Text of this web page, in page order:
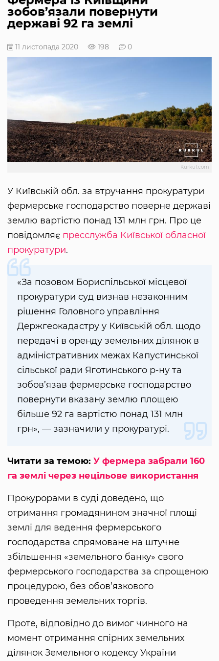
зобов’язали повернути
державі 92 га землі
11 листопада 2020 198 0
Kurkul.com
У Київській обл. за втручання прокуратури
фермерське господарство поверне державі
землю вартістю понад 131 млн грн. Про це
повідомляє пресслужба Київської обласної
прокуратури.
«За позовом Бориспільської місцевої
прокуратури суд визнав незаконним
рішення Головного управління
Держгеокадастру у Київській обл. щодо
передачі в оренду земельних ділянок в
адміністративних межах Капустинської
сільської ради Яготинського р-ну та
зобов’язав фермерське господарство
повернути вказану землю площею
більше 92 га вартістю понад 131 млн
грн», — зазначили у прокуратурі.
Читати за темою: У фермера забрали 160
га землі через нецільове використання
Прокурорами в суді доведено, що
отримання громадянином значної площі
землі для ведення фермерського
господарства спрямоване на штучне
збільшення «земельного банку» свого
фермерського господарства за спрощеною
процедурою, без обов’язкового
проведення земельних торгів.
Проте, відповідно до вимог чинного на
момент отримання спірних земельних
ділянок Земельного кодексу України